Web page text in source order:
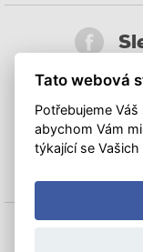
Tato webová
Potřebujeme
abychom Vám
týkající se